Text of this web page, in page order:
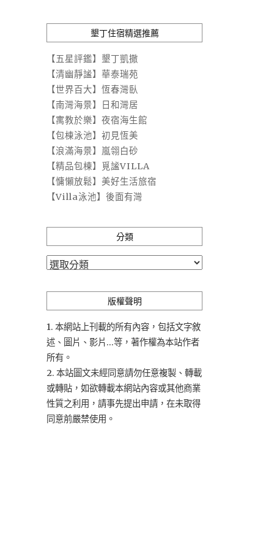
墾丁住宿精選推薦
【五星評鑑】墾丁凱撒
【清幽靜謐】華泰瑞苑
【世界百大】恆春灣臥
【南灣海景】日和灣居
【寓教於樂】夜宿海生館
【包棟泳池】初見恆美
【浪滿海景】嵐翎白砂
【精品包棟】覓謐VILLA
【慵懶放鬆】美好生活旅宿
【Villa泳池】後面有灣
分類
分
版權聲明
1. 本網站上刊載的所有內容，包括文字敘
述、圖片、影片...等，著作權為本站作者
所有。
2. 本站圖文未經同意請勿任意複製、轉載
或轉貼，如欲轉載本網站內容或其他商業
性質之利用，請事先提出申請，在未取得
同意前嚴禁使用。